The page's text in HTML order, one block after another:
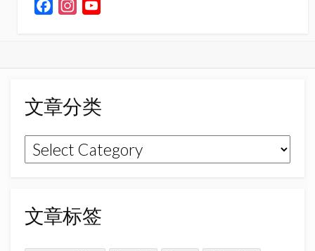
o
o
k
r
a
m
C
h
n
文章分类
文
章
类
文章标签